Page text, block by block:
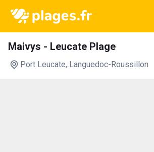
Maivys - Leucate Plage
Port Leucate, Languedoc-Roussillon